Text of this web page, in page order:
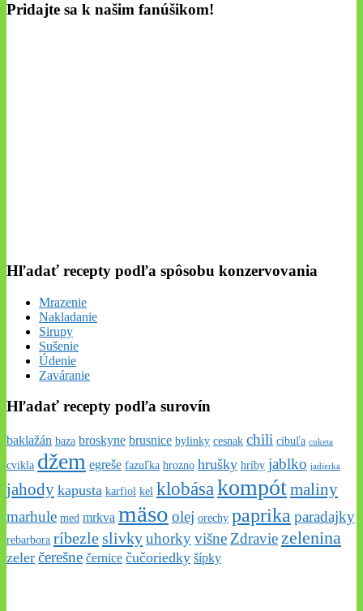
Pridajte sa k našim fanúšikom!
Hľadať recepty podľa spôsobu konzervovania
Mrazenie
Nakladanie
Sirupy
Sušenie
Údenie
Zaváranie
Hľadať recepty podľa surovín
baklažán baza broskyne brusnice bylinky cesnak chili cibuľa cuketa
cvikla džem egreše fazuľka hrozno hrušky hríby jablko jadierka
jahody kapusta karfiol kel klobásakompótmaliny
marhule med mrkva mäso olej orechy paprika paradajky
rebarbora ríbezleslivkyuhorkyvišne Zdravie zelenina
zeler čerešne černice čučoriedky šípky